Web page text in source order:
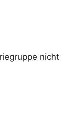
nicht